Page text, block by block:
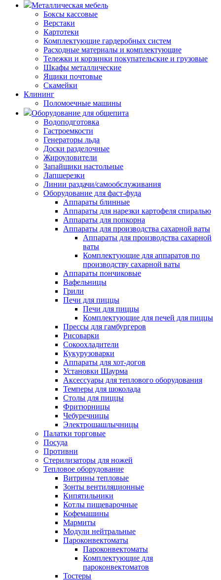
Металлическая мебель
Боксы кассовые
Верстаки
Картотеки
Комплектующие гардеробных систем
Расходные материалы и комплектующие
Тележки и корзинки покупательские и грузовые
Шкафы металлические
Ящики почтовые
Скамейки
Клининг
Поломоечные машины
Оборудование для общепита
Водоподготовка
Гастроемкости
Генераторы льда
Доски разделочные
Жироуловители
Запайщики настольные
Лапшерезки
Линии раздачи/самообслуживания
Оборудование для фаст-фуда
Аппараты блинные
Аппараты для нарезки картофеля спиралью
Аппараты для попкорна
Аппараты для производства сахарной ваты
Аппараты для производства сахарной
ваты
Комплектующие для аппаратов по
производству сахарной ваты
Аппараты пончиковые
Вафельницы
Грили
Печи для пиццы
Печи для пиццы
Комплектующие для печей для пиццы
Прессы для гамбургеров
Рисоварки
Сокоохладители
Кукурузоварки
Аппараты для хот-догов
Установки Шаурма
Аксессуары для теплового оборудования
Темперы для шоколада
Столы для пиццы
Фритюрницы
Чебуречницы
Электрошашлычницы
Палатки торговые
Посуда
Противни
Стерилизаторы для ножей
Тепловое оборудование
Витрины тепловые
Зонты вентиляционные
Кипятильники
Котлы пищеварочные
Кофемашины
Мармиты
Модули нейтральные
Пароконвектоматы
Пароконвектоматы
Комплектующие для
пароконвектоматов
Тостеры